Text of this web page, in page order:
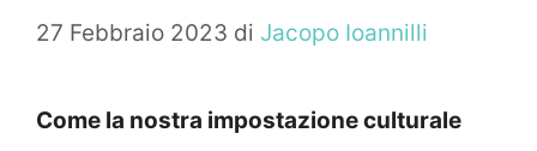
27 Febbraio 2023 di Jacopo Ioannilli
Come la nostra impostazione culturale